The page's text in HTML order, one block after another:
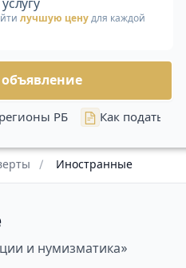
РБ Как подать
услугу
лучшую цену для каждой
/ Иностранные
и нумизматика»